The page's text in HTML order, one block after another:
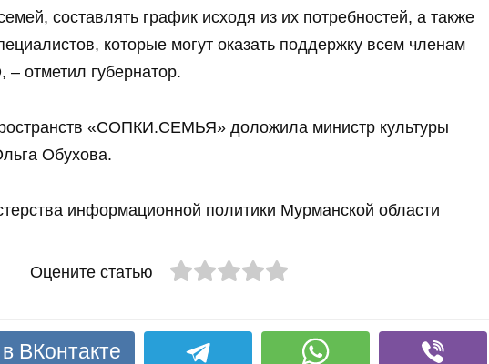
составлять график исходя из их потребностей, а также
которые могут оказать поддержку всем членам
отметил губернатор.
«СОПКИ.СЕМЬЯ» доложила министр культуры
Обухова.
информационной политики Мурманской области
Оцените статью
ВКонтакте